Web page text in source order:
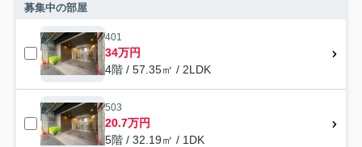
募集中の部屋
401
34万円
4階 / 57.35㎡ / 2LDK
503
20.7万円
5階 / 32.19㎡ / 1DK